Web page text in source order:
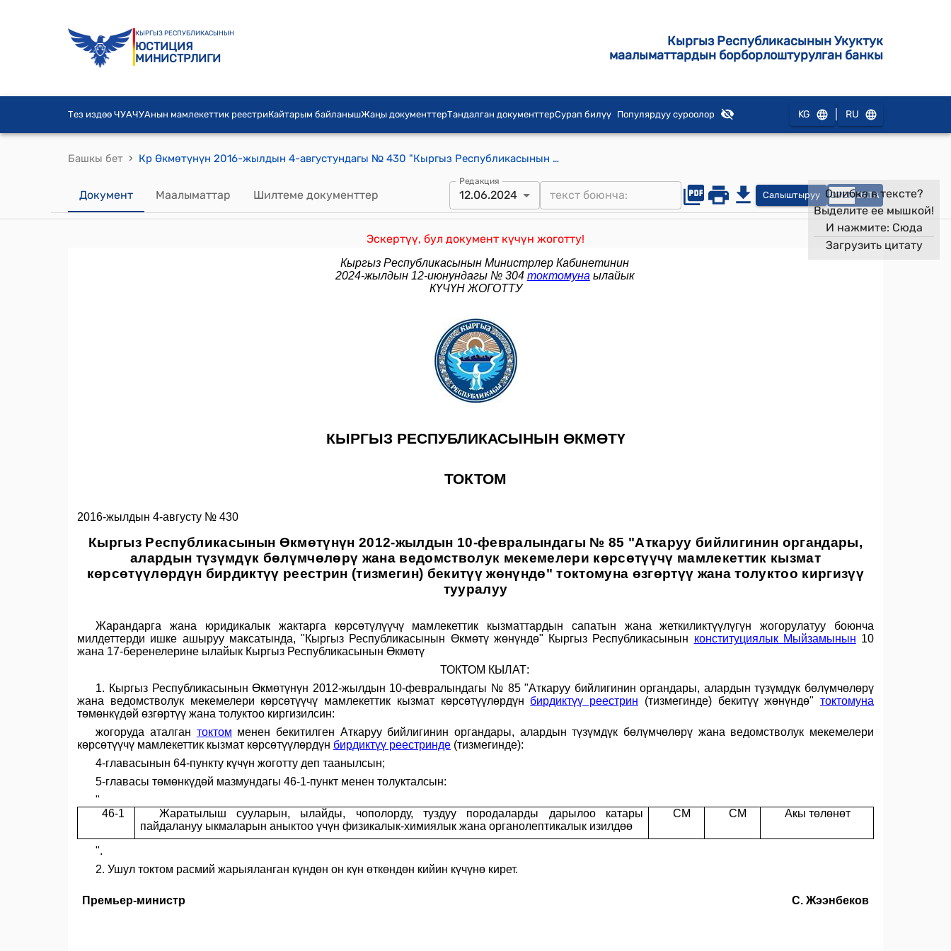
КЫРГЫЗ РЕСПУБЛИКАСЫНЫН
ЮСТИЦИЯ
МИНИСТРЛИГИ
Кыргыз Республикасынын Укуктук
маалыматтардын борборлоштурулган банкы
Тез издөө ЧУАЧУАнын мамлекеттик реестриКайтарым байланышЖаңы документтерТандалган документтерСурап билүү Популярдуу суроолор KG RU
Башкы бет › Кр Өкмөтүнүн 2016-жылдын 4-августундагы № 430 "Кыргыз Республикасынын Өкмөтүнүн 2012-жылдын 10-февралындагы № 85 "Аткаруу бийлигинин органдары, алардын түзүмдүк бөлүмчөлөрү жана ведомстволук мекемелери көрсөтүүчү мамлекеттик кызмат көрсөтүүлөрдүн бирдиктүү реестрин (тизмегин) бекитүү жөнүндө" токтомуна өзгөртүү жана толуктоо киргизүү тууралуу" токтому
Документ Маалыматтар Шилтеме документтер
Редакция
12.06.2024 Салыштыруу OPEN DATA
Эскертүү, бул документ күчүн жоготту!
Ошибка в тексте?
Выделите ее мышкой!
И нажмите: Сюда
Загрузить цитату